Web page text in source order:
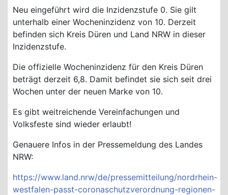
Neu eingeführt wird die Inzidenzstufe 0. Sie gilt
unterhalb einer Wocheninzidenz von 10. Derzeit
befinden sich Kreis Düren und Land NRW in dieser
Inzidenzstufe.
Die offizielle Wocheninzidenz für den Kreis Düren
beträgt derzeit 6,8. Damit befindet sie sich seit drei
Wochen unter der neuen Marke von 10.
Es gibt weitreichende Vereinfachungen und
Volksfeste sind wieder erlaubt!
Genauere Infos in der Pressemeldung des Landes
NRW:
https://www.land.nrw/de/pressemitteilung/nordrhein-
westfalen-passt-coronaschutzverordnung-regionen-